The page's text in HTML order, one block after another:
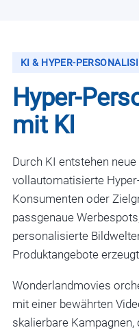
KI & HYPER-
Hyper-
mit KI
Durch KI entstehen
vollautomatisierte
Konsumenten oder
passgenaue
personalisierte
Produktangebote
Wonderlandmovies
mit einer bewährten
skalierbare Kampagnen,